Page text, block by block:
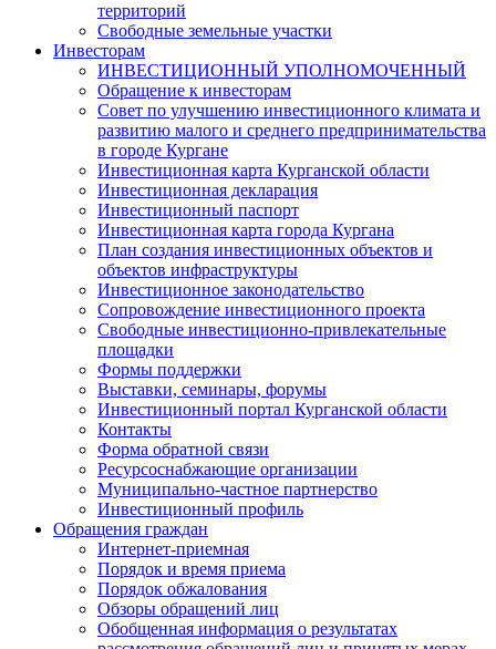
территорий
Свободные земельные участки
Инвесторам
ИНВЕСТИЦИОННЫЙ УПОЛНОМОЧЕННЫЙ
Обращение к инвесторам
Совет по улучшению инвестиционного климата и
развитию малого и среднего предпринимательства
в городе Кургане
Инвестиционная карта Курганской области
Инвестиционная декларация
Инвестиционный паспорт
Инвестиционная карта города Кургана
План создания инвестиционных объектов и
объектов инфраструктуры
Инвестиционное законодательство
Сопровождение инвестиционного проекта
Свободные инвестиционно-привлекательные
площадки
Формы поддержки
Выставки, семинары, форумы
Инвестиционный портал Курганской области
Контакты
Форма обратной связи
Ресурсоснабжающие организации
Муниципально-частное партнерство
Инвестиционный профиль
Обращения граждан
Интернет-приемная
Порядок и время приема
Порядок обжалования
Обзоры обращений лиц
Обобщенная информация о результатах